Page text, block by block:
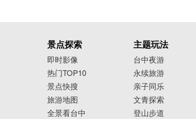
景点探索
即时影像
热门TOP10
景点快搜
旅游地图
全景看台中
主题玩法
台中夜游
永续旅游
亲子同乐
文青探索
登山步道